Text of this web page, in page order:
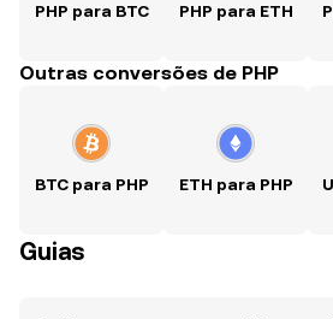
PHP para BTC PHP para ETH
Outras conversões de PHP
BTC para PHP ETH para PHP
Guias